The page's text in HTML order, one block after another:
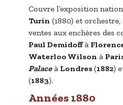
Couvre l’exposition
Turin (1880) et orchestre,
ventes aux enchères des
Paul Demidoffà
Waterloo Wilson à
Palace à Londres (1882)
(1883).
Années 1880